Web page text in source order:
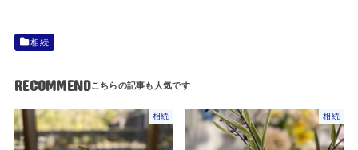
相続
RECOMMEND
相続 相続